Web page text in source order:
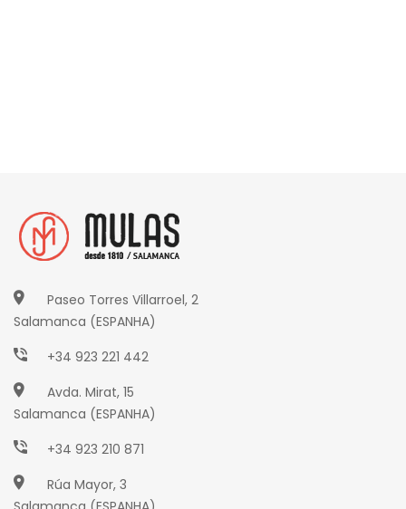
Paseo Torres Villarroel, 2
Salamanca (ESPANHA)
+34 923 221 442
Avda. Mirat, 15
Salamanca (ESPANHA)
+34 923 210 871
Rúa Mayor, 3